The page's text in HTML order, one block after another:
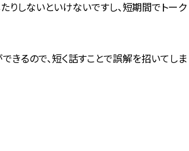
りしないといけないですし、短期間でトーク
きるので、短く話すことで誤解を招いてしま